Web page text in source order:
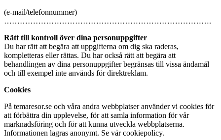
(e-mail/telefonnummer)
…………………………………………………………………….
Rätt till kontroll över dina personuppgifter
Du har rätt att begära att uppgifterna om dig ska raderas,
kompletteras eller rättas. Du har också rätt att begära att
behandlingen av dina personuppgifter begränsas till vissa ändamål
och till exempel inte används för direktreklam.
Cookies
På temaresor.se och våra andra webbplatser använder vi cookies för
att förbättra din upplevelse, för att samla information för vår
marknadsföring och för att kunna utveckla webbplatserna.
Informationen lagras anonymt. Se vår cookiepolicy.